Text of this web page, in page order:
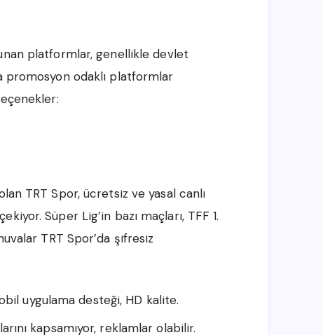
platformlar, genellikle devlet
promosyon odaklı platformlar
TRT Spor, ücretsiz ve yasal canlı
Süper Lig’in bazı maçları, TFF 1.
TRT Spor’da şifresiz
uygulama desteği, HD kalite.
kapsamıyor, reklamlar olabilir.